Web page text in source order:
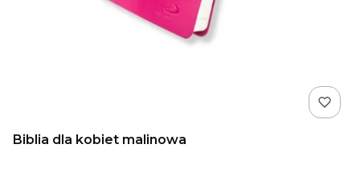
Biblia dla kobiet malinowa